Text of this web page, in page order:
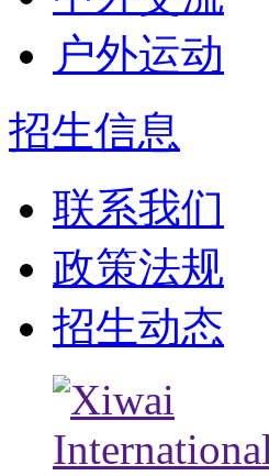
户外运动
招生信息
联系我们
政策法规
招生动态